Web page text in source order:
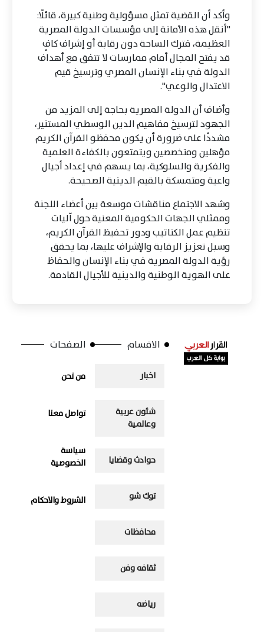
وأكد أن القضية تمثل مسؤولية وطنية كبيرة، قائلًا:
"أنقل هذه الأمانة إلى مؤسسات الدولة المصرية
العظيمة، فترك الساحة دون رقابة أو إشراف كافٍ
قد يفتح المجال أمام ممارسات لا تتفق مع أهداف
الدولة في بناء الإنسان المصري وترسيخ قيم
الاعتدال والوعي".
وأضاف أن الدولة المصرية بحاجة إلى المزيد من
الجهود لترسيخ مفاهيم الدين الوسطي المستنير،
مشددًا على ضرورة أن يكون محفظو القرآن الكريم
مؤهلين ومتخصصين ويتمتعون بالكفاءة العلمية
والفكرية والسلوكية، بما يسهم في إعداد أجيال
واعية ومتمسكة بالقيم الدينية الصحيحة.
وشهد الاجتماع مناقشات موسعة بين أعضاء اللجنة
وممثلي الجهات الحكومية المعنية حول آليات
تنظيم عمل الكتاتيب ودور تحفيظ القرآن الكريم،
وسبل تعزيز الرقابة والإشراف عليها، بما يحقق
رؤية الدولة المصرية في بناء الإنسان والحفاظ
على الهوية الوطنية والدينية للأجيال القادمة.
الاقسام
اخبار
شئون عربية
وعالمية
حوادث وقضايا
توك شو
محافظات
ثقافه وفن
رياضه
الصفحات
من نحن
تواصل معنا
سياسة
الخصوصية
الشروط والاحكام